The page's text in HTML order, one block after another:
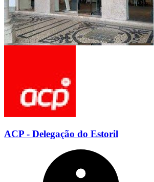
ACP - Delegação do Estoril